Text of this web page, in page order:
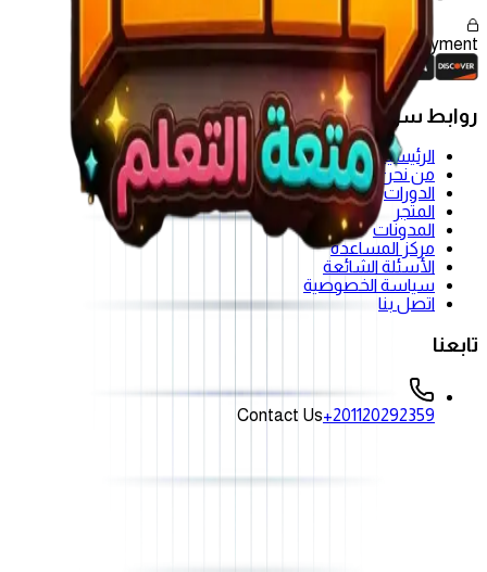
SecurePayment
روابط سريعة
الرئيسية
من نحن
الدورات
المتجر
المدونات
مركز المساعدة
الأسئلة الشائعة
سياسة الخصوصية
اتصل بنا
تابعنا
+201120292359
Contact Us